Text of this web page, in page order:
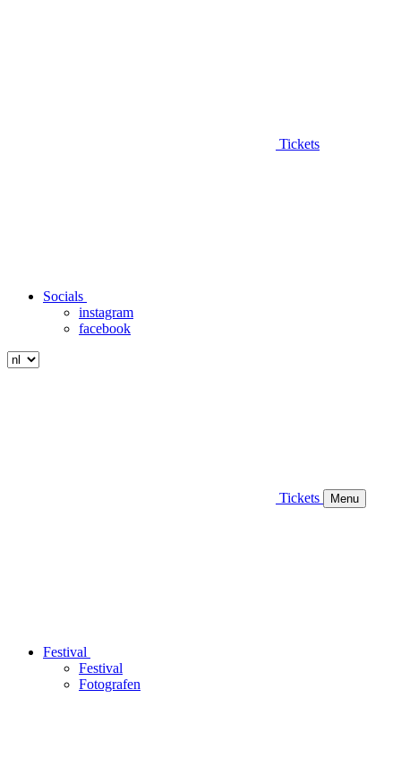
Tickets
Socials
instagram
facebook
Tickets Menu
Festival
Festival
Fotografen